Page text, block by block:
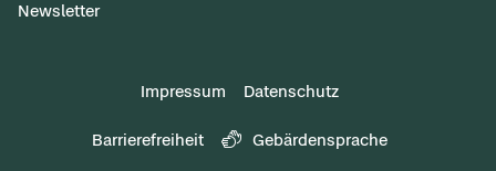
Newsletter
Impressum Datenschutz
Barrierefreiheit Gebärdensprache